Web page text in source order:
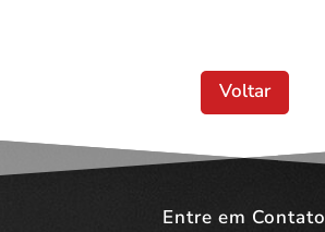
Voltar
Entre em Contato